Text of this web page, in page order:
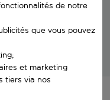
vacances
prix imbattables !
de notre
que vous pouvez
et marketing
tiers via nos